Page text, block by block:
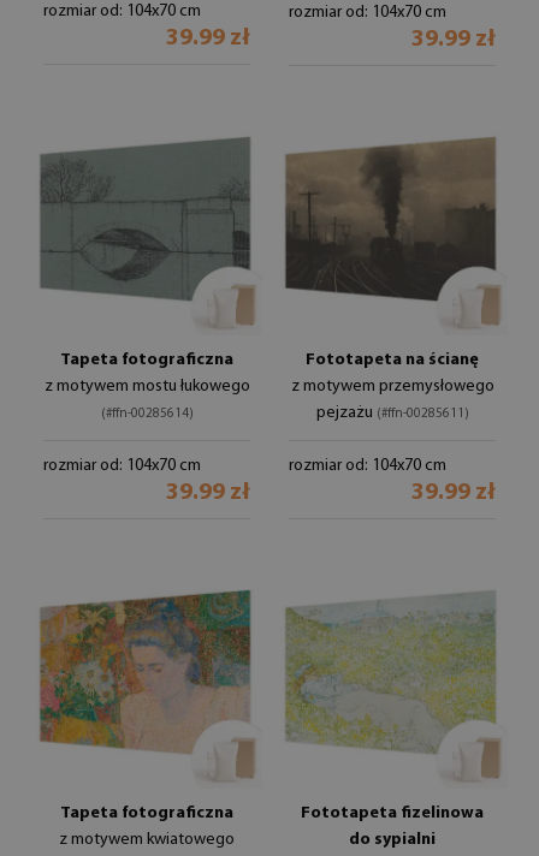
rozmiar od: 104x70 cm
39.99 zł
rozmiar od: 104x70 cm
39.99 zł
Tapeta fotograficzna
z motywem mostu łukowego
(#ffn-00285614)
rozmiar od: 104x70 cm
39.99 zł
Fototapeta na ścianę
z motywem przemysłowego
pejzażu (#ffn-00285611)
rozmiar od: 104x70 cm
39.99 zł
Tapeta fotograficzna
z motywem kwiatowego
Fototapeta fizelinowa
do sypialni